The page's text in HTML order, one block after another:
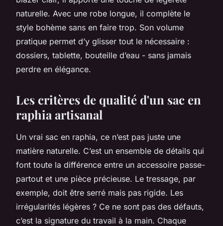
naturelle. Avec une robe longue, il complète le
style bohème sans en faire trop. Son volume
pratique permet d’y glisser tout le nécessaire :
dossiers, tablette, bouteille d’eau - sans jamais
perdre en élégance.
Les critères de qualité d'un sac en
raphia artisanal
Un vrai sac en raphia, ce n’est pas juste une
matière naturelle. C’est un ensemble de détails qui
font toute la différence entre un accessoire passe-
partout et une pièce précieuse. Le tressage, par
exemple, doit être serré mais pas rigide. Les
irrégularités légères ? Ce ne sont pas des défauts,
c’est la signature du travail à la main. Chaque